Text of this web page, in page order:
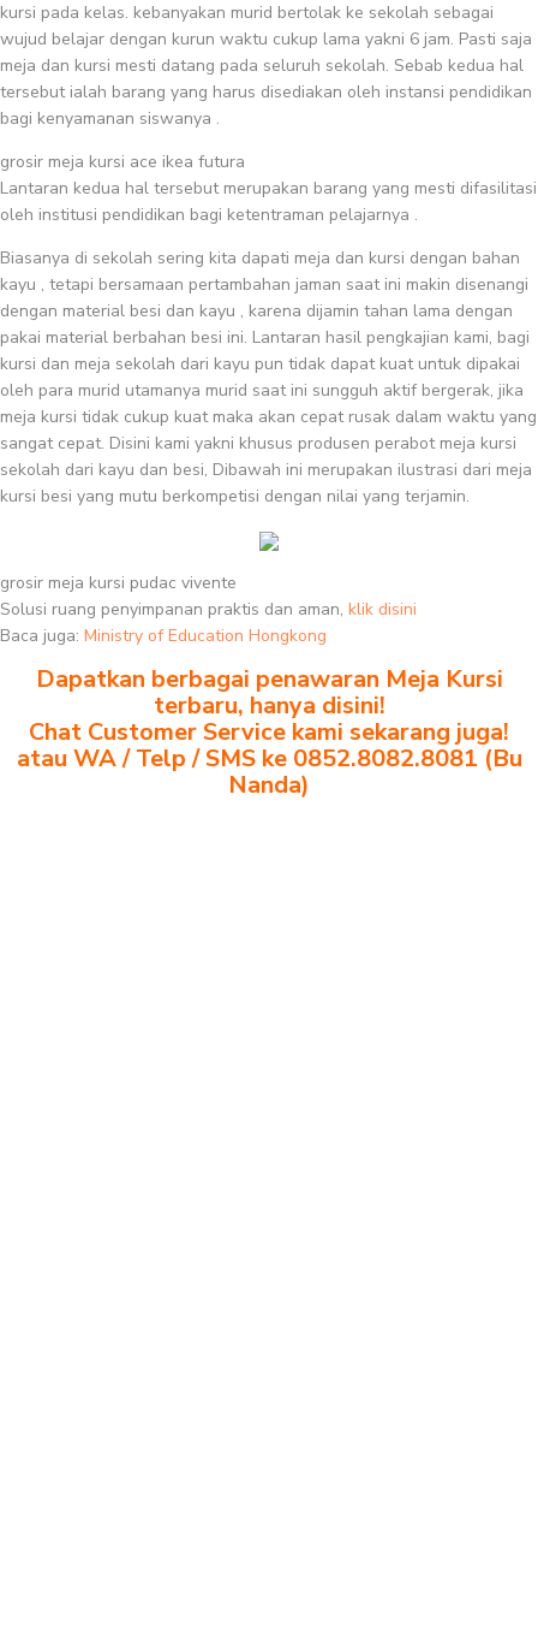
kursi pada kelas. kebanyakan murid bertolak ke sekolah sebagai
wujud belajar dengan kurun waktu cukup lama yakni 6 jam. Pasti saja
meja dan kursi mesti datang pada seluruh sekolah. Sebab kedua hal
tersebut ialah barang yang harus disediakan oleh instansi pendidikan
bagi kenyamanan siswanya .
grosir meja kursi ace ikea futura
Lantaran kedua hal tersebut merupakan barang yang mesti difasilitasi
oleh institusi pendidikan bagi ketentraman pelajarnya .
Biasanya di sekolah sering kita dapati meja dan kursi dengan bahan
kayu , tetapi bersamaan pertambahan jaman saat ini makin disenangi
dengan material besi dan kayu , karena dijamin tahan lama dengan
pakai material berbahan besi ini. Lantaran hasil pengkajian kami, bagi
kursi dan meja sekolah dari kayu pun tidak dapat kuat untuk dipakai
oleh para murid utamanya murid saat ini sungguh aktif bergerak, jika
meja kursi tidak cukup kuat maka akan cepat rusak dalam waktu yang
sangat cepat. Disini kami yakni khusus produsen perabot meja kursi
sekolah dari kayu dan besi, Dibawah ini merupakan ilustrasi dari meja
kursi besi yang mutu berkompetisi dengan nilai yang terjamin.
grosir meja kursi pudac vivente
Solusi ruang penyimpanan praktis dan aman, klik disini
Baca juga: Ministry of Education Hongkong
Dapatkan berbagai penawaran Meja Kursi
terbaru, hanya disini!
Chat Customer Service kami sekarang juga!
atau WA / Telp / SMS ke 0852.8082.8081 (Bu
Nanda)